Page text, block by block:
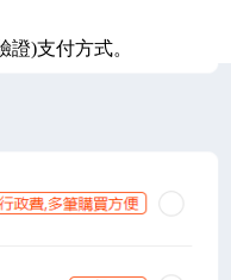
證)支付方式。